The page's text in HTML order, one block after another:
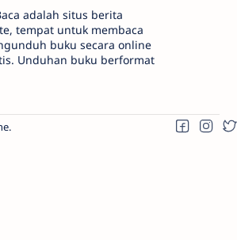
adalah situs berita
tempat untuk membaca
buku secara online
Unduhan buku berformat
.